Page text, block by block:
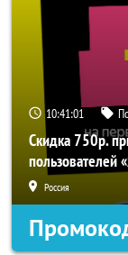
10:41:01
Скидка 750р.
пользователей
Россия